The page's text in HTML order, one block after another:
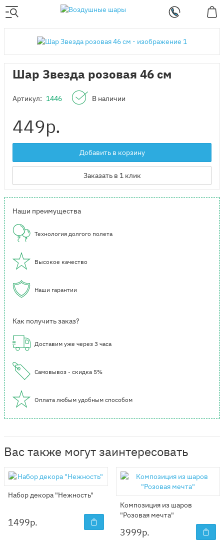
Шар Звезда розовая 46 см
Артикул: 1446 В наличии
449р.
Добавить в корзину
Заказать в 1 клик
Наши преимущества
Технология долгого полета
Высокое качество
Наши гарантии
Как получить заказ?
Доставим уже через 3 часа
Самовывоз - скидка 5%
Оплата любым удобным способом
Вас также могут заинтересовать
Набор декора "Нежность"
1499р.
Композиция из шаров
"Розовая мечта"
3999р.